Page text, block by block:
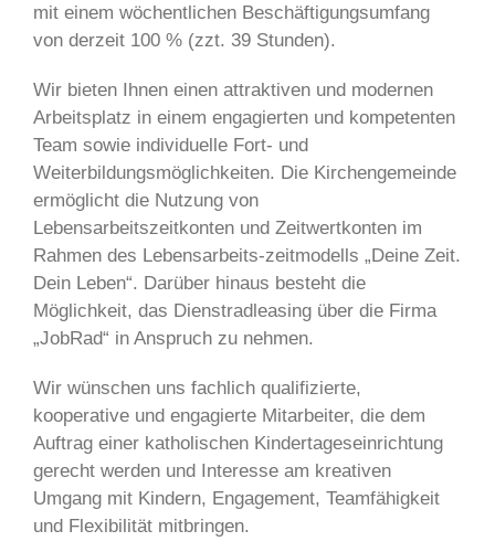
mit einem wöchentlichen Beschäftigungsumfang
von derzeit 100 % (zzt. 39 Stunden).
Wir bieten Ihnen einen attraktiven und modernen
Arbeitsplatz in einem engagierten und kompetenten
Team sowie individuelle Fort- und
Weiterbildungsmöglichkeiten. Die Kirchengemeinde
ermöglicht die Nutzung von
Lebensarbeitszeitkonten und Zeitwertkonten im
Rahmen des Lebensarbeits-zeitmodells „Deine Zeit.
Dein Leben“. Darüber hinaus besteht die
Möglichkeit, das Dienstradleasing über die Firma
„JobRad“ in Anspruch zu nehmen.
Wir wünschen uns fachlich qualifizierte,
kooperative und engagierte Mitarbeiter, die dem
Auftrag einer katholischen Kindertageseinrichtung
gerecht werden und Interesse am kreativen
Umgang mit Kindern, Engagement, Teamfähigkeit
und Flexibilität mitbringen.